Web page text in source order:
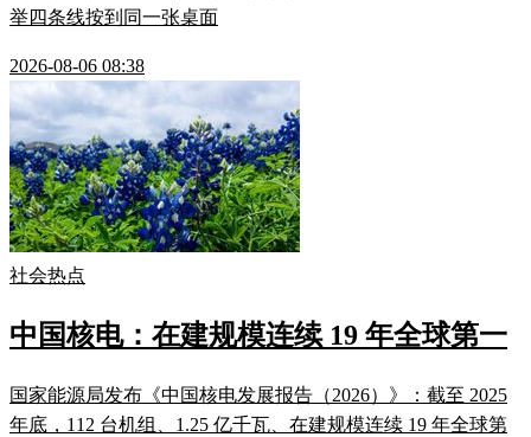
举四条线按到同一张桌面
2026-08-06 08:38
社会热点
中国核电：在建规模连续 19 年全球第一
国家能源局发布《中国核电发展报告（2026）》：截至 2025
年底，112 台机组、1.25 亿千瓦、在建规模连续 19 年全球第